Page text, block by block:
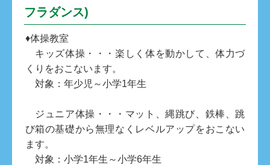
フラダンス)
♦体操教室
キッズ体操・・・楽しく体を動かして、体力づ
くりをおこないます。
対象：年少児～小学1年生
ジュニア体操・・・マット、縄跳び、鉄棒、跳
び箱の基礎から無理なくレベルアップをおこない
ます。
対象：小学1年生～小学6年生